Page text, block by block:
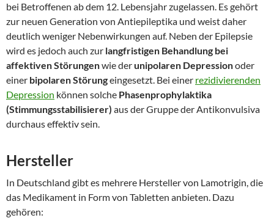
bei Betroffenen ab dem 12. Lebensjahr zugelassen. Es gehört
zur neuen Generation von Antiepileptika und weist daher
deutlich weniger Nebenwirkungen auf. Neben der Epilepsie
wird es jedoch auch zur langfristigen Behandlung bei
affektiven Störungenwie derunipolaren Depressionoder
einer bipolaren Störungeingesetzt. Bei einer rezidivierenden
Depression können solche Phasenprophylaktika
(Stimmungsstabilisierer) aus der Gruppe der Antikonvulsiva
durchaus effektiv sein.
Hersteller
In Deutschland gibt es mehrere Hersteller von Lamotrigin, die
das Medikament in Form von Tabletten anbieten. Dazu
gehören: